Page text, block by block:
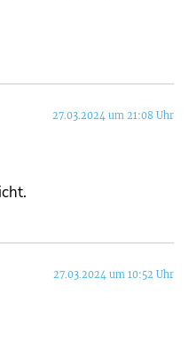
27.03.2024 um 21:08 Uhr
27.03.2024 um 10:52 Uhr